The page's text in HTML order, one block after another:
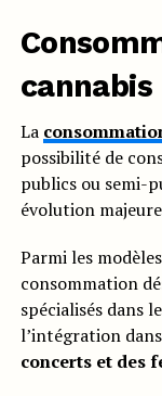
cannabis
La
possibilité de
publics ou semi-
évolution
Parmi les
consommation
spécialisés dans
l’intégration
concerts et des